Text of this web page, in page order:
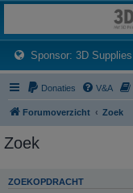
Het 3D print forum van de
Sponsor: 3D
Donaties V&A
Forumoverzicht Zoek
Zoek
ZOEKOPDRACHT